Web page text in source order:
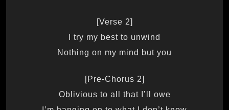
[Verse 2]
I try my best to unwind
Nothing on my mind but you
[Pre-Chorus 2]
Oblivious to all that I’ll owe